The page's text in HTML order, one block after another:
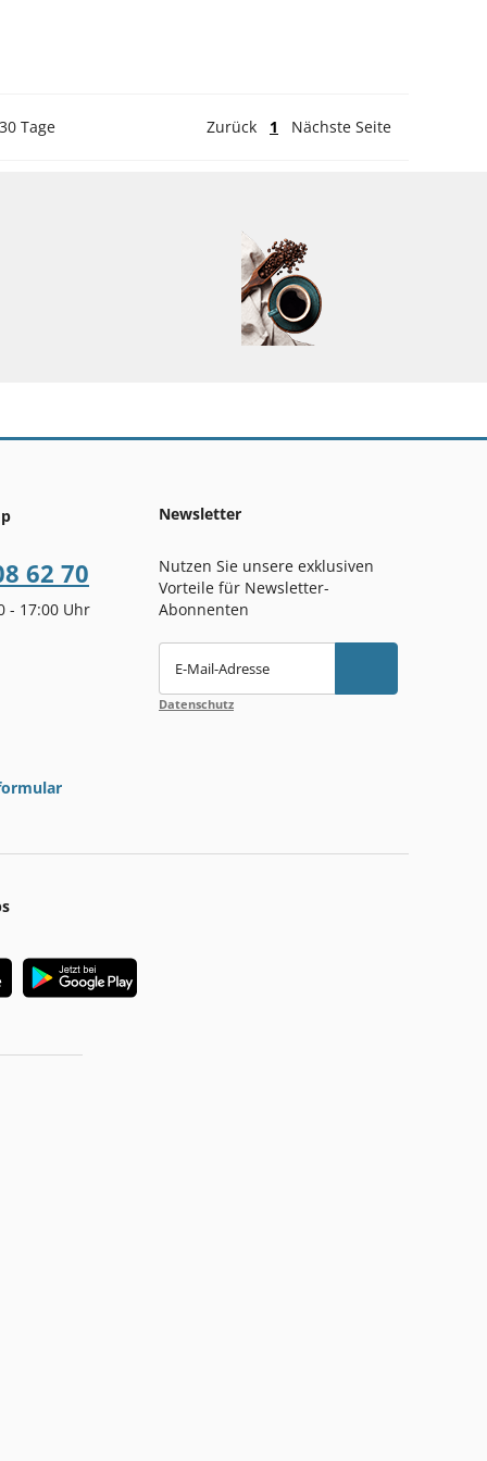
Tage Zurück 1 Nächste Seite
62 70
- 17:00 Uhr
Newsletter
Nutzen Sie unsere exklusiven
Vorteile für Newsletter-
Abonnenten
E-Mail-Adresse
Datenschutz